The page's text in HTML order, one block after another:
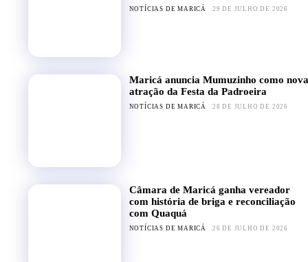
NOTÍCIAS DE MARICÁ 29 DE JULHO DE 2026
Maricá anuncia Mumuzinho como nova
atração da Festa da Padroeira
NOTÍCIAS DE MARICÁ 28 DE JULHO DE 2026
Câmara de Maricá ganha vereador
com história de briga e reconciliação
com Quaquá
NOTÍCIAS DE MARICÁ 26 DE JULHO DE 2026